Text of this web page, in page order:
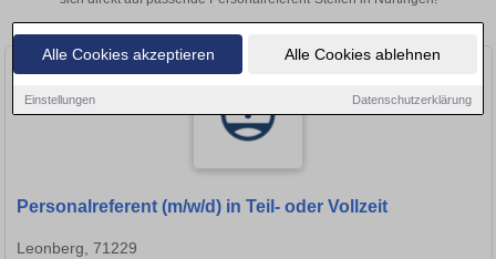
Alle Cookies akzeptieren Alle Cookies ablehnen
Einstellungen Datenschutzerklärung
Personalreferent (m/w/d) in Teil- oder Vollzeit
Leonberg, 71229